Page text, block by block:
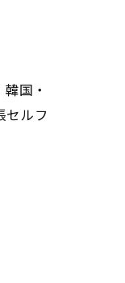
国・
セルフ